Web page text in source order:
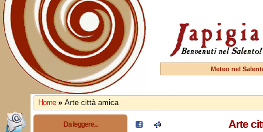
Meteo nel
Home » Arte città amica
Da leggere... Arte